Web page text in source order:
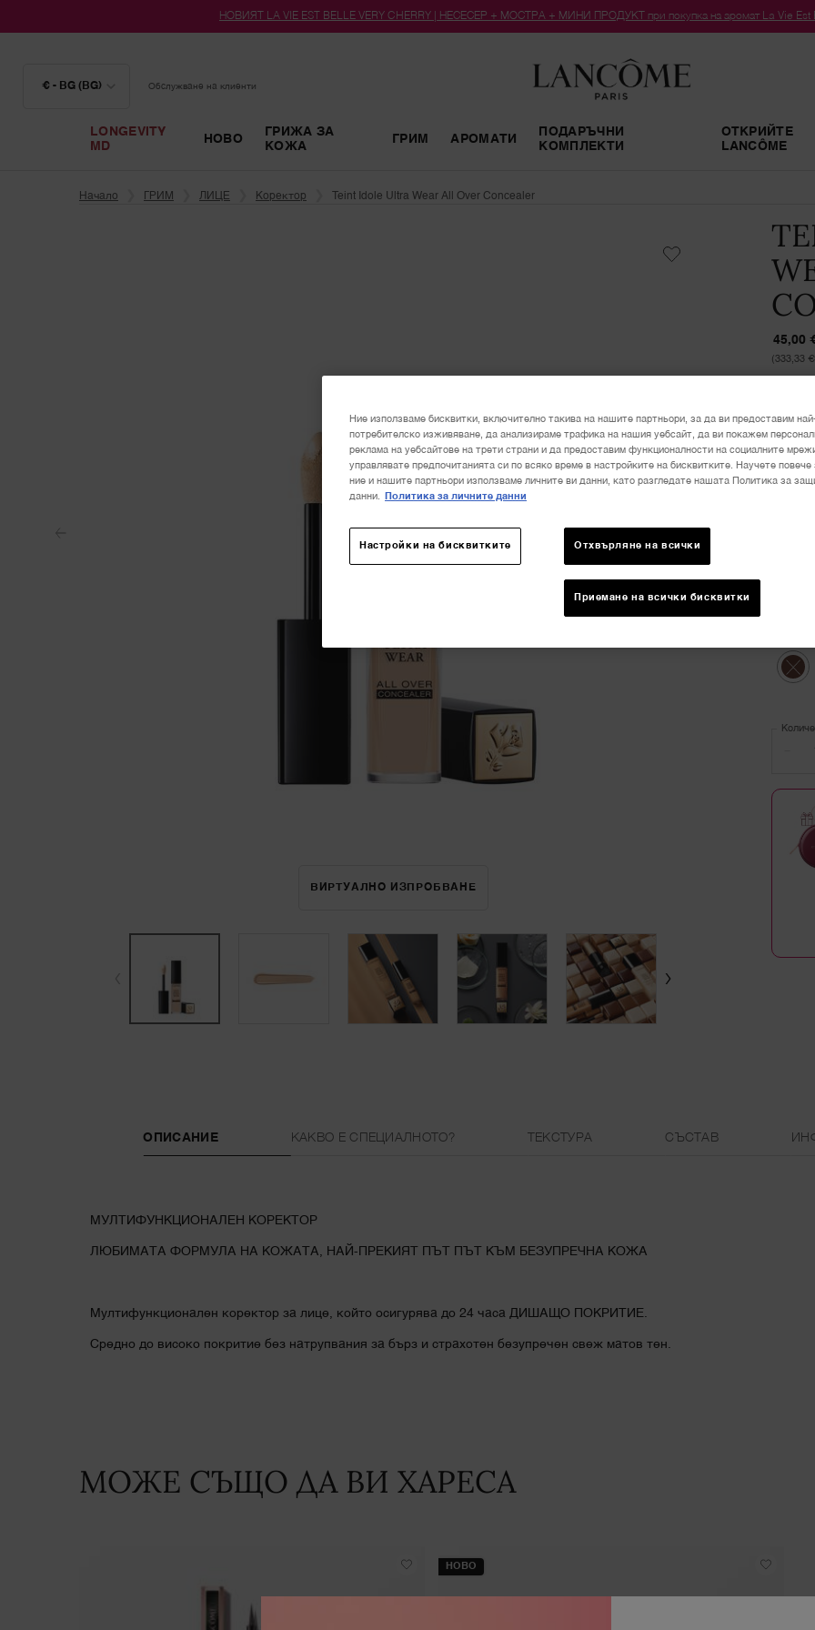
НОВИЯТ LA VIE EST BELLE VERY CHERRY | НЕСЕСЕР + МОСТРА + МИНИ ПРОДУКТ при покупка на аромат La Vie Est
€ - BG (BG) Обслужване на клиенти
LONGEVITY
MD
НОВО
ГРИЖА ЗА
КОЖА
ГРИМ АРОМАТИ
ПОДАРЪЧНИ
КОМПЛЕКТИ
ОТКРИЙТЕ
LANCÔME
Начало
ГРИМ ЛИЦЕ Коректор Teint Idole Ultra Wear All Over Concealer
45,00
(333,33
ВИРТУАЛНО ИЗПРОБВАНЕ
Тази
ОПИСАНИЕ КАКВО Е СПЕЦИАЛНОТО? ТЕКСТУРА СЪСТАВ
МУЛТИФУНКЦИОНАЛЕН КОРЕКТОР
ЛЮБИМАТА ФОРМУЛА НА КОЖАТА, НАЙ-ПРЕКИЯТ ПЪТ ПЪТ КЪМ БЕЗУПРЕЧНА КОЖА
Мултифункционален коректор за лице, който осигурява до 24 часа ДИШАЩО ПОКРИТИЕ.
Средно до високо покритие без натрупвания за бърз и страхотен безупречен свеж матов тен.
PDP Slot 1 SectionМОЖЕ СЪЩО ДА ВИ ХАРЕСА
НОВО
Ние използваме бисквитки, включително такива на нашите партньори, за да ви предоставим
потребителско изживяване, да анализираме трафика на нашия уебсайт, да ви покажем
реклама на уебсайтове на трети страни и да предоставим функционалности на социалните
управлявате предпочитанията си по всяко време в настройките на бисквитките. Научете повече
ние и нашите партньори използваме личните ви данни, като разгледате нашата Политика за
данни.
Политика за личните данни
Настройки на бисквитките Отхвърляне на всички
Приемане на всички бисквитки